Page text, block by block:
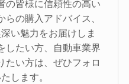
の購入アドバイス、
い魅力をお届けしま
したい方、自動車業界
たい方は、ぜひフォロ
します。